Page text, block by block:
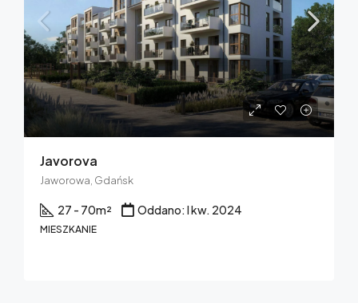
Javorova
Jaworowa, Gdańsk
27 - 70m² Oddano: I kw. 2024
MIESZKANIE